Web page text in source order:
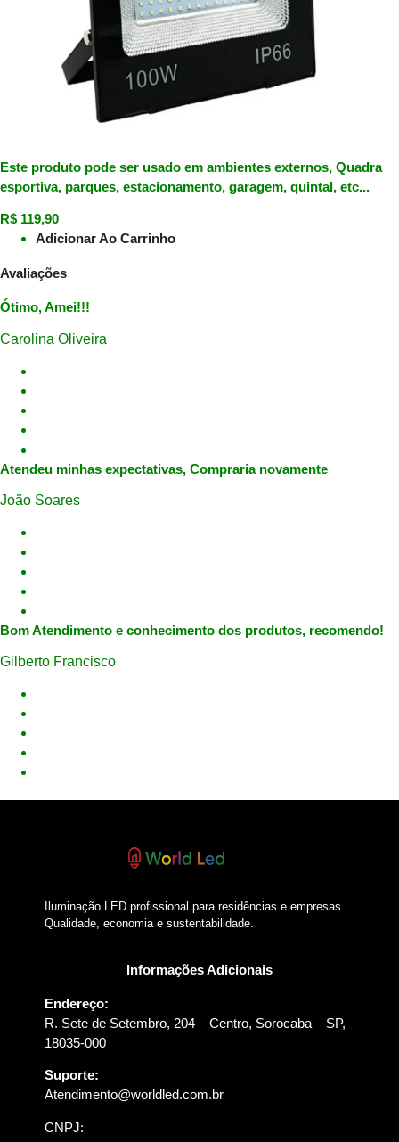
Este produto pode ser usado em ambientes externos, Quadra
esportiva, parques, estacionamento, garagem, quintal, etc...
R$ 119,90
Adicionar Ao Carrinho
Avaliações
Ótimo, Amei!!!
Carolina Oliveira
Atendeu minhas expectativas, Compraria novamente
João Soares
Bom Atendimento e conhecimento dos produtos, recomendo!
Gilberto Francisco
Iluminação LED profissional para residências e empresas.
Qualidade, economia e sustentabilidade.
Informações Adicionais
Endereço:
R. Sete de Setembro, 204 – Centro, Sorocaba – SP,
18035-000
Suporte:
Atendimento@worldled.com.br
CNPJ: